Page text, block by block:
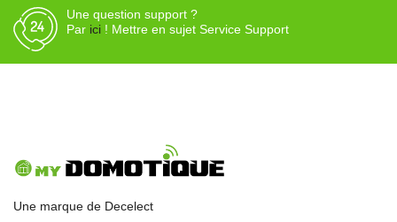
Une question support ?
Par ici ! Mettre en sujet Service Support
Une marque de Decelect